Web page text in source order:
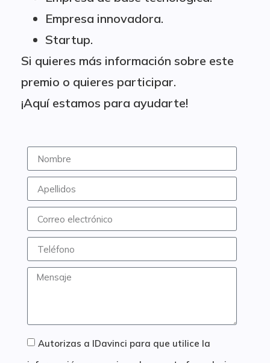
Empresa innovadora.
Startup.
Si quieres más información sobre este
premio o quieres participar.
¡Aquí estamos para ayudarte!
Autorizas a IDavinci para que utilice la